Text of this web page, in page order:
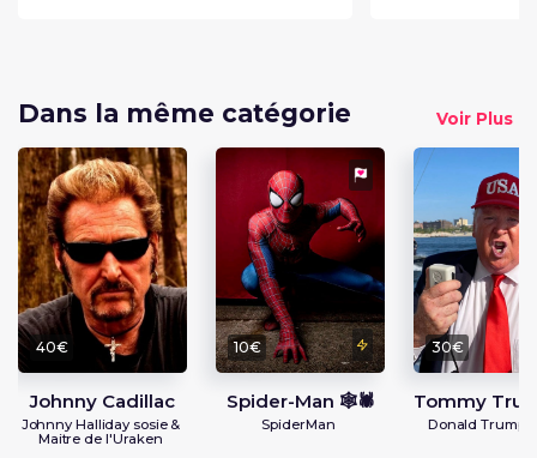
Dans la même catégorie Voir Plus
40€
Johnny Cadillac
Johnny Halliday sosie &
Maitre de l'Uraken
10€
Spider-Man 🕸️🕷️
SpiderMan
30€
Tommy
Donald Trump